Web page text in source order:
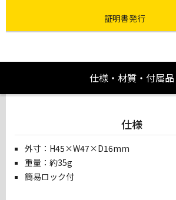
Certificate Issuance
証明書発行
仕様・材質・付属品
仕様
外寸：H45×W47×D16mm
重量：約35g
簡易ロック付